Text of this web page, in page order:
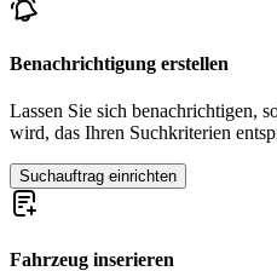
Cadillac Serie 353
Cadillac Serie 60
Cadillac Serie 62
Cadillac Serie 75
Cadillac V-16
Cadillac V16
Benachrichtigung erstellen
Lassen Sie sich benachrichtigen,
wird, das Ihren Suchkriterien
Suchauftrag einrichten
Fahrzeug inserieren